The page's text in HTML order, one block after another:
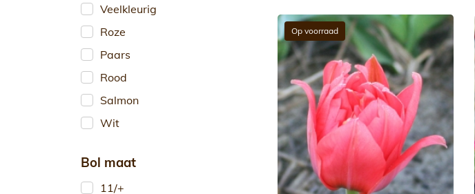
Veelkleurig
Roze
Paars
Rood
Salmon
Wit
Bol maat
11/+
Op voorraad